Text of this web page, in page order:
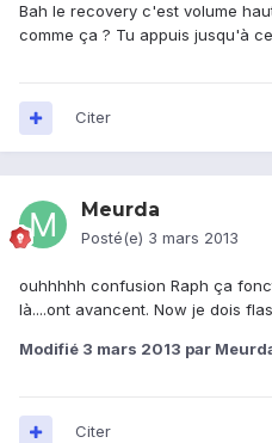
Bah le recovery c'est volume
comme ça ? Tu appuis jusqu'à
Citer
Meurda
Posté(e) 3 mars 2013
ouhhhhh confusion Raph ça
là....ont avancent. Now je dois
Modifié 3 mars 2013 par
Citer